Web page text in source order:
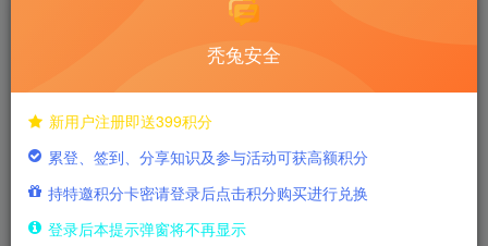
此内容为付费阅读，请付费后查看
500
付费阅读
秃兔安全
新用户注册即送399积分
累登、签到、分享知识及参与活动可获高额积分
持特邀积分卡密请登录后点击积分购买进行兑换
登录后本提示弹窗将不再显示